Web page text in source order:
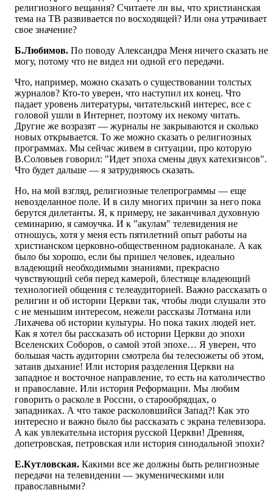
религиозного вещания? Считаете ли вы, что христианская
тема на ТВ развивается по восходящей? Или она утрачивает
свое значение?
Б.Любимов. По поводу Александра Меня ничего сказать не
могу, потому что не видел ни одной его передачи.
Что, например, можно сказать о существовании толстых
журналов? Кто-то уверен, что наступил их конец. Что
падает уровень литературы, читательский интерес, все с
головой ушли в Интернет, поэтому их некому читать.
Другие же возразят — журналы не закрываются и сколько
новых открывается. То же можно сказать о религиозных
программах. Мы сейчас живем в ситуации, про которую
В.Соловьев говорил: "Идет эпоха смены двух катехизисов".
Что будет дальше — я затрудняюсь сказать.
Но, на мой взгляд, религиозные телепрограммы — еще
невозделанное поле. И в силу многих причин за него пока
берутся дилетанты. Я, к примеру, не заканчивал духовную
семинарию, я самоучка. И к "акулам" телевидения не
отношусь, хотя у меня есть пятилетний опыт работы на
христианском церковно-общественном радиоканале. А как
было бы хорошо, если бы пришел человек, идеально
владеющий необходимыми знаниями, прекрасно
чувствующий себя перед камерой, блестяще владеющий
технологией общения с телеаудиторией. Важно рассказать о
религии и об истории Церкви так, чтобы люди слушали это
с не меньшим интересом, нежели рассказы Лотмана или
Лихачева об истории культуры. Но пока таких людей нет.
Как я хотел бы рассказать об истории Церкви до эпохи
Вселенских Соборов, о самой этой эпохе… Я уверен, что
большая часть аудитории смотрела бы телесюжеты об этом,
затаив дыхание! Или история разделения Церкви на
западное и восточное направление, то есть на католичество
и православие. Или история Реформации. Мы любим
говорить о расколе в России, о старообрядцах, о
западниках. А что такое расколовшийся Запад?! Как это
интересно и важно было бы рассказать с экрана телевизора.
А как увлекательна история русской Церкви! Древняя,
допетровская, петровская или история синодальной эпохи?
Е.Кутловская. Какими все же должны быть религиозные
передачи на телевидении — экуменическими или
православными?